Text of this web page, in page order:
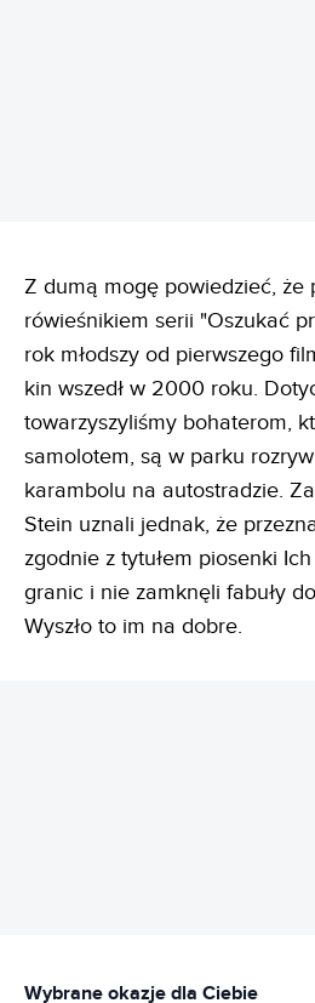
Z dumą mogę powiedzieć, że
rówieśnikiem serii "Oszukać
rok młodszy od pierwszego
kin wszedł w 2000 roku.
towarzyszyliśmy bohaterom,
samolotem, są w parku
karambolu na autostradzie.
Stein uznali jednak, że
zgodnie z tytułem piosenki
granic i nie zamknęli fabuły
Wyszło to im na dobre.
Wybrane okazje dla Ciebie